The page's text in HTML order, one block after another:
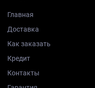
Главная
Доставка
Как заказать
Кредит
Контакты